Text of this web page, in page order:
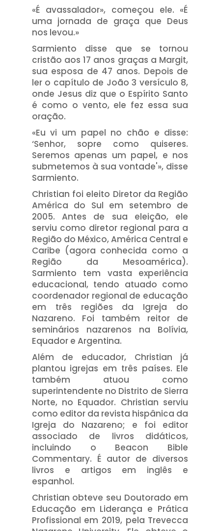
«É avassalador», começou ele. «É
uma jornada de graça que Deus
nos levou.»
Sarmiento disse que se tornou
cristão aos 17 anos graças a Margit,
sua esposa de 47 anos. Depois de
ler o capítulo de João 3 versículo 8,
onde Jesus diz que o Espírito Santo
é como o vento, ele fez essa sua
oração.
«Eu vi um papel no chão e disse:
‘Senhor, sopre como quiseres.
Seremos apenas um papel, e nos
submetemos à sua vontade'», disse
Sarmiento.
Christian foi eleito Diretor da Região
América do Sul em setembro de
2005. Antes de sua eleição, ele
serviu como diretor regional para a
Região do México, América Central e
Caribe (agora conhecida como a
Região da Mesoamérica).
Sarmiento tem vasta experiência
educacional, tendo atuado como
coordenador regional de educação
em três regiões da Igreja do
Nazareno. Foi também reitor de
seminários nazarenos na Bolívia,
Equador e Argentina.
Além de educador, Christian já
plantou igrejas em três países. Ele
também atuou como
superintendente no Distrito de Sierra
Norte, no Equador. Christian serviu
como editor da revista hispânica da
Igreja do Nazareno; e foi editor
associado de livros didáticos,
incluindo o Beacon Bible
Commentary. É autor de diversos
livros e artigos em inglês e
espanhol.
Christian obteve seu Doutorado em
Educação em Liderança e Prática
Profissional em 2019, pela Trevecca